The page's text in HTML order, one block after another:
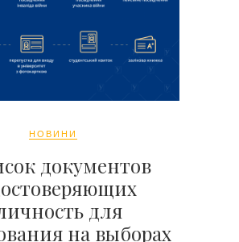
НОВИНИ
документов
для
на выборах